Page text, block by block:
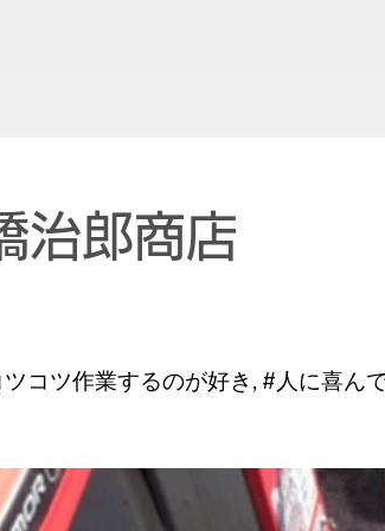
治郎商店
コツ作業するのが好き, #人に喜ん